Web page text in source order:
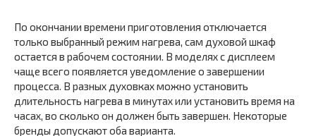
По окончании времени приготовления отключается
только выбранный режим нагрева, сам духовой шкаф
остается в рабочем состоянии. В моделях с дисплеем
чаще всего появляется уведомление о завершении
процесса. В разных духовках можно установить
длительность нагрева в минутах или установить время на
часах, во сколько он должен быть завершен. Некоторые
бренды допускают оба варианта.